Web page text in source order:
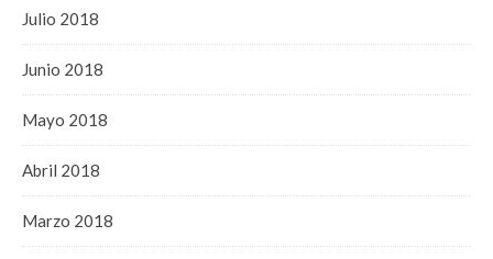
Julio 2018
Junio 2018
Mayo 2018
Abril 2018
Marzo 2018